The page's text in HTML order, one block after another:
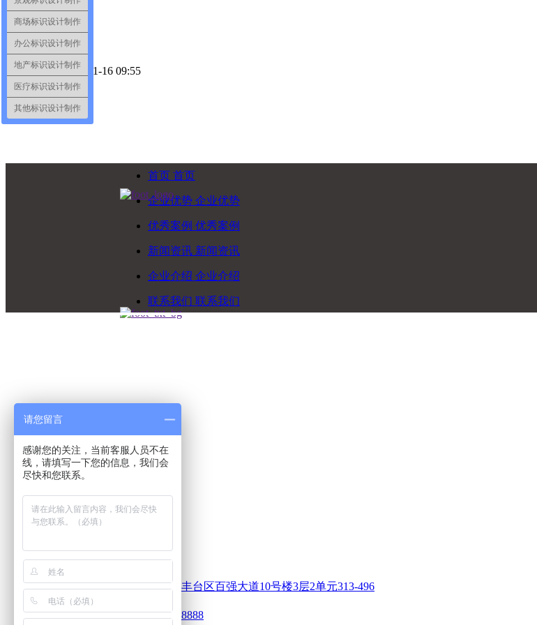
创建时间：2019-11-16 09:55
끄收藏
ꄴ上一篇： 无
ꄲ 下一篇： 无
首页 首页
企业优势 企业优势
优秀案例 优秀案例
新闻资讯 新闻资讯
企业介绍 企业介绍
联系我们 联系我们
北京市丰台区百强大道10号楼3层2单元313-496
400xxx8888
商场标识设计制作
办公标识设计制作
地产标识设计制作
医疗标识设计制作
其他标识设计制作
请您留言
感谢您的关注，当前客服人员不在
线，请填写一下您的信息，我们会
尽快和您联系。